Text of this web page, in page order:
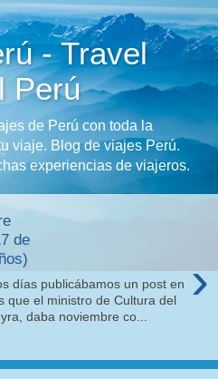
- Travel
Perú
de Perú con toda la
viaje. Blog de viajes Perú.
experiencias de viajeros.
de
›
días publicábamos un post en
que el ministro de Cultura del
daba noviembre co...